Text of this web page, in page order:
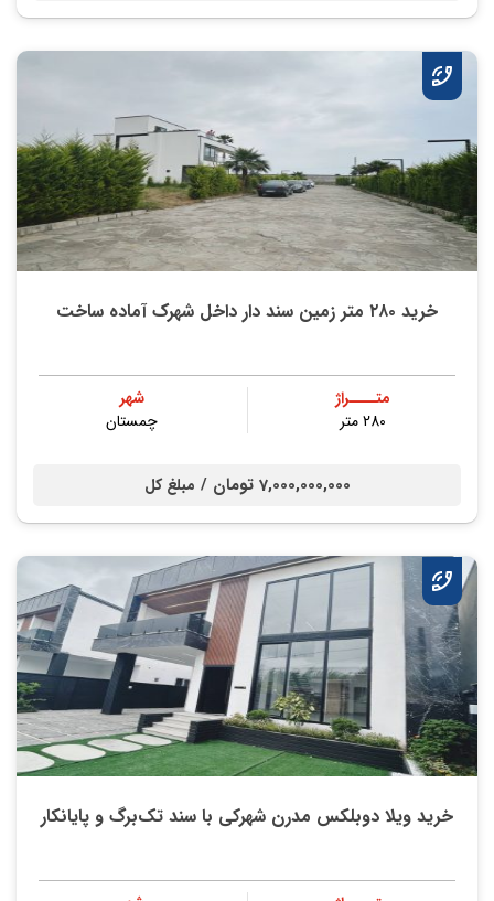
خريد ۲۸۰ متر زمین سند دار داخل شهرک آماده ساخت
متــــراژ
280 متر
شهر
چمستان
7,000,000,000 تومان / مبلغ کل
خريد ویلا دوبلکس مدرن شهرکی با سند تک‌برگ و پايانكار